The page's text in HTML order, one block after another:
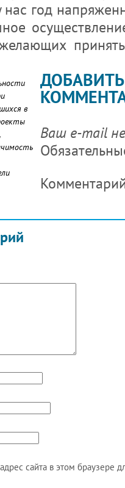
нас год
в
,
ДОБАВИТЬ
Ваш e-mail
сайта в этом браузере